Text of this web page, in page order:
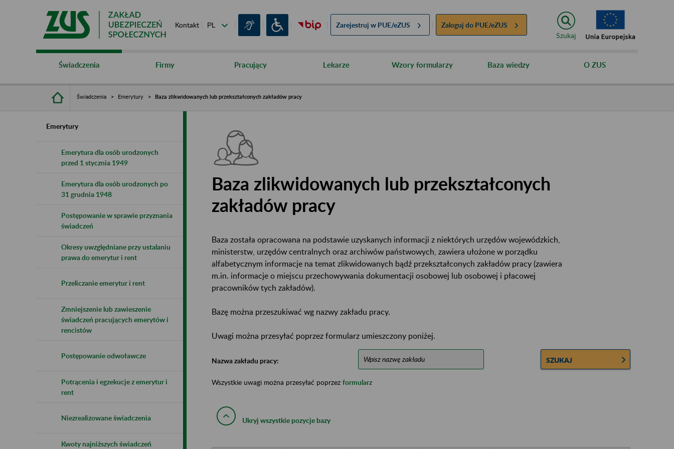
Kontakt Zarejestruj w PUE/eZUS Zaloguj do PUE/eZUS
Szukaj
Świadczenia Firmy Pracujący Lekarze Wzory formularzy Baza wiedzy O ZUS
Świadczenia Emerytury Baza zlikwidowanych lub przekształconych zakładów pracy
Emerytury
Emerytura dla osób urodzonych
przed 1 stycznia 1949
Emerytura dla osób urodzonych po
31 grudnia 1948
Postępowanie w sprawie przyznania
świadczeń
Okresy uwzględniane przy ustalaniu
prawa do emerytur i rent
Przeliczanie emerytur i rent
Zmniejszenie lub zawieszenie
świadczeń pracujących emerytów i
rencistów
Postępowanie odwoławcze
Potrącenia i egzekucje z emerytur i
rent
Niezrealizowane świadczenia
Kwoty najniższych świadczeń
Baza zlikwidowanych lub przekształconych
zakładów pracy
Baza została opracowana na podstawie uzyskanych informacji z niektórych urzędów wojewódzkich,
ministerstw, urzędów centralnych oraz archiwów państwowych, zawiera ułożone w porządku
alfabetycznym informacje na temat zlikwidowanych bądź przekształconych zakładów pracy (zawiera
m.in. informacje o miejscu przechowywania dokumentacji osobowej lub osobowej i płacowej
pracowników tych zakładów).
Bazę można przeszukiwać wg nazwy zakładu pracy.
Uwagi można przesyłać poprzez formularz umieszczony poniżej.
Nazwa zakładu pracy: SZUKAJ
Wszystkie uwagi można przesyłać poprzez formularz
Ukryj wszystkie pozycje bazy